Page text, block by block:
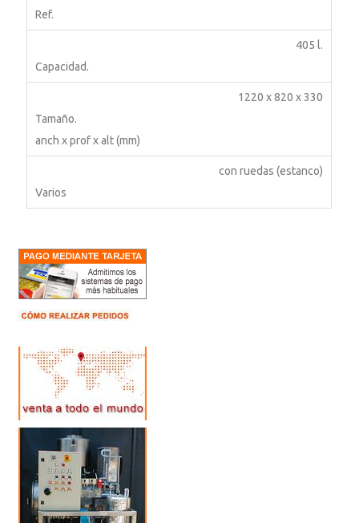
405 l.
1220 x 820 x 330
con ruedas (estanco)